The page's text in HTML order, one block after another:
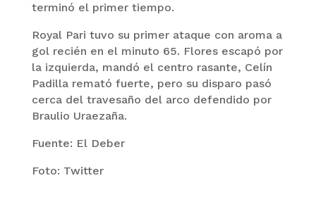
terminó el primer tiempo.
Royal Pari tuvo su primer ataque con aroma a
gol recién en el minuto 65. Flores escapó por
la izquierda, mandó el centro rasante, Celín
Padilla remató fuerte, pero su disparo pasó
cerca del travesaño del arco defendido por
Braulio Uraezaña.
Fuente: El Deber
Foto: Twitter